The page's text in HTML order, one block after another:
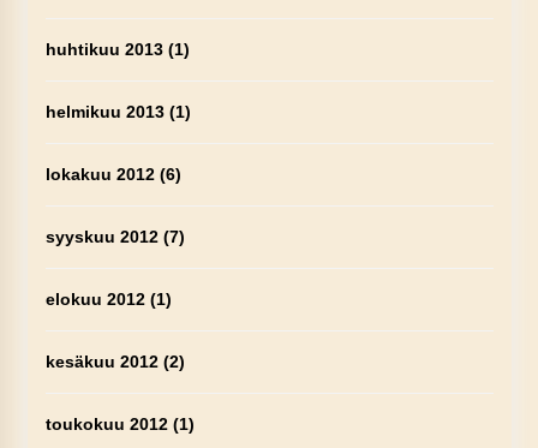
huhtikuu 2013(1)
helmikuu 2013(1)
lokakuu 2012(6)
syyskuu 2012(7)
elokuu 2012(1)
kesäkuu 2012(2)
toukokuu 2012(1)